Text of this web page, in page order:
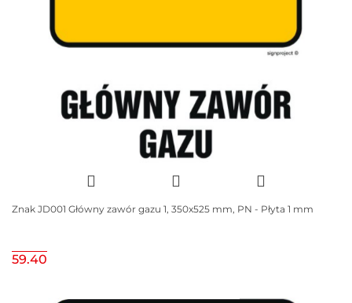
Znak JD001 Główny zawór gazu 1, 350x525 mm, PN - Płyta 1 mm
59.40